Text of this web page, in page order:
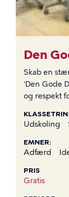
Den
Skab en
'Den Gode
og respekt
KLASSETRIN
Udskoling
EMNER
Adfærd
PRIS
Gratis